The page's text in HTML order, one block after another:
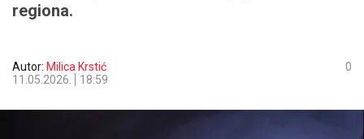
regiona.
Autor: Milica Krstić
11.05.2026.
18:59
0